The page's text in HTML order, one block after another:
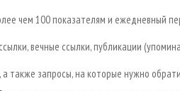
чем 100 показателям и ежедневный
вечные ссылки, публикации
также запросы, на которые нужно